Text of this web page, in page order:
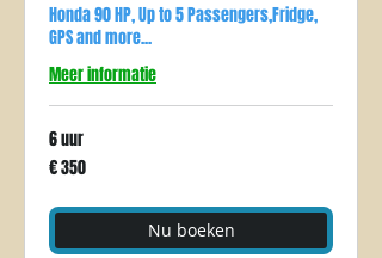
Honda 90 HP, Up to 5 Passengers,Fridge,
GPS and more...
Meer informatie
6 uur
350
euro
€ 350
Nu boeken